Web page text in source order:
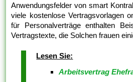
Anwendungsfelder von smart
viele kostenlose Vertragsvorlagen
für Personalverträge enthalten
Vertragstexte, die Solchen frauen
Lesen Sie:
Arbeitsvertrag